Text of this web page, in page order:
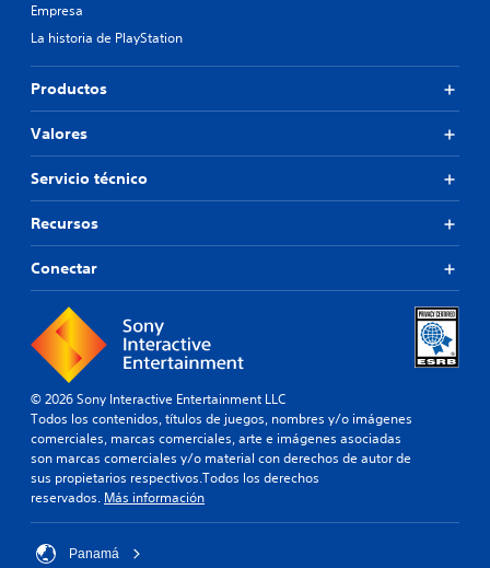
Empresa
La historia de PlayStation
Productos
Valores
Servicio técnico
Recursos
Conectar
© 2026 Sony Interactive Entertainment LLC
Todos los contenidos, títulos de juegos, nombres y/o imágenes
comerciales, marcas comerciales, arte e imágenes asociadas
son marcas comerciales y/o material con derechos de autor de
sus propietarios respectivos.Todos los derechos
reservados. Más información
Panamá